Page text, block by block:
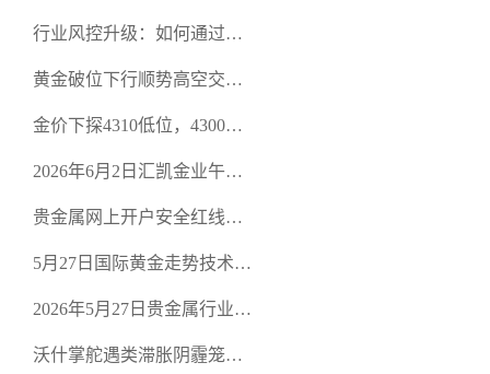
行业风控升级：如何通过正
规黄金开户交易平台？
黄金破位下行顺势高空交易
金价下探4310低位，4300关
2026年6月2日汇凯金业午盘
空头清算算法如何布防？
贵金属网上开户安全红线：
恶意洗盘陷阱
5月27日国际黄金走势技术盘
规黄金平台全方位行情解析
2026年5月27日贵金属行业新
正规贵金属开户平台迎开户
沃什掌舵遇类滞胀阴霾笼